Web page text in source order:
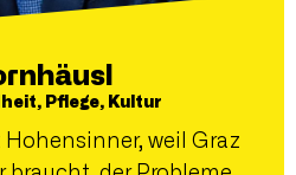
Pflege, Kultur
weil Graz